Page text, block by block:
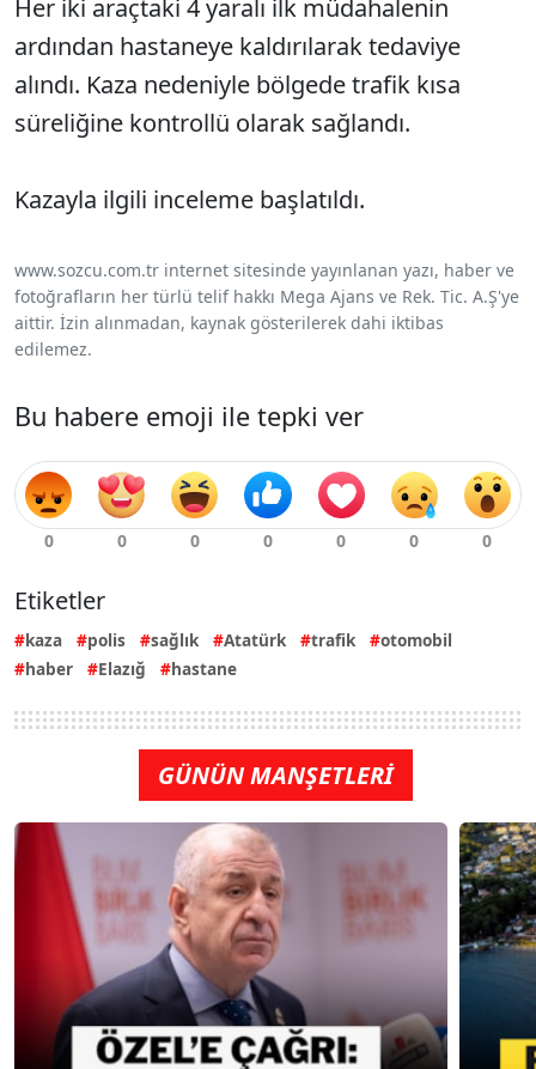
Her iki araçtaki 4 yaralı ilk müdahalenin
ardından hastaneye kaldırılarak tedaviye
alındı. Kaza nedeniyle bölgede trafik kısa
süreliğine kontrollü olarak sağlandı.
Kazayla ilgili inceleme başlatıldı.
www.sozcu.com.tr internet sitesinde yayınlanan yazı, haber ve
fotoğrafların her türlü telif hakkı Mega Ajans ve Rek. Tic. A.Ş'ye
aittir. İzin alınmadan, kaynak gösterilerek dahi iktibas
edilemez.
Bu habere emoji ile tepki ver
Etiketler
kaza polis sağlık Atatürk trafik
otomobil
haber
Elazığ hastane
GÜNÜN MANŞETLERİ